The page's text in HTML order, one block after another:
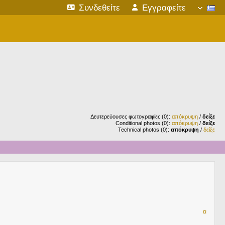
Συνδεθείτε Εγγραφείτε
Δευτερεύουσες φωτογραφίες (0): απόκρυψη / δείξε
Conditional photos (0): απόκρυψη / δείξε
Technical photos (0): απόκρυψη / δείξε
¤